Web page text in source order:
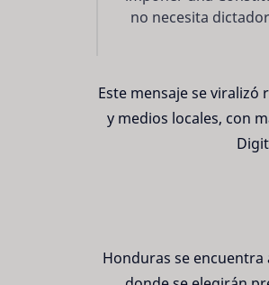
no necesita
Este mensaje se
y medios locales, con
Honduras se encuentra